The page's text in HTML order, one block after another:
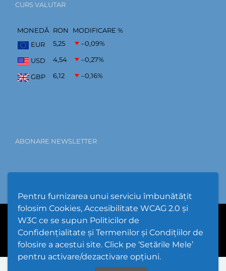
Pentru furnizarea unui serviciu îmbunătățit
folosim Cookies, Accesibilitate WCAG 2.0 și
W3C ce se supun Politicilor de
Confidențialitate și Termenilor și Condițiilor de
folosire a acestui site. Click pe ‘Setările Mele’
pentru activare/dezactivare opțiuni.
CURS VALUTAR
MONEDĂ RON
MODIFICARE %
EUR
5,25 –0,09%
USD 4,54 –0,27%
GBP 6,12 –0,16%
ABONARE NEWSLETTER
Hartă Website